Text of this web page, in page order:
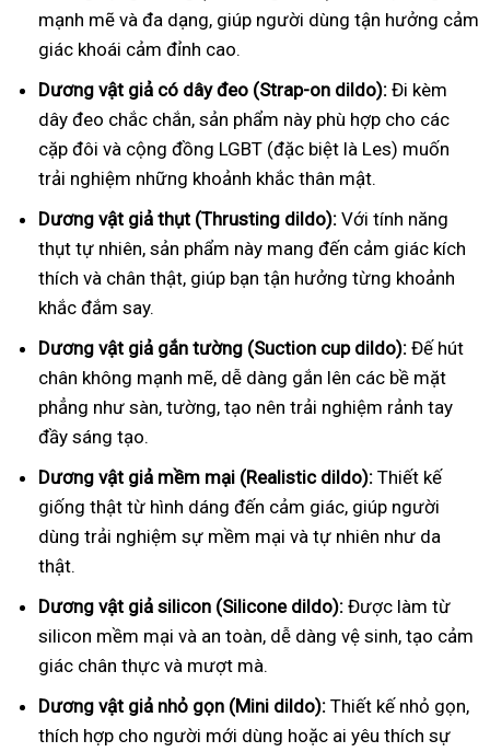
mạnh mẽ và đa dạng, giúp người dùng tận hưởng cảm
giác khoái cảm đỉnh cao.
Dương vật giả có dây đeo (Strap-on dildo): Đi kèm
dây đeo chắc chắn, sản phẩm này phù hợp cho các
cặp đôi và cộng đồng LGBT (đặc biệt là Les) muốn
trải nghiệm những khoảnh khắc thân mật.
Dương vật giả thụt (Thrusting dildo): Với tính năng
thụt tự nhiên, sản phẩm này mang đến cảm giác kích
thích và chân thật, giúp bạn tận hưởng từng khoảnh
khắc đắm say.
Dương vật giả gắn tường (Suction cup dildo): Đế hút
chân không mạnh mẽ, dễ dàng gắn lên các bề mặt
phẳng như sàn, tường, tạo nên trải nghiệm rảnh tay
đầy sáng tạo.
Dương vật giả mềm mại (Realistic dildo): Thiết kế
giống thật từ hình dáng đến cảm giác, giúp người
dùng trải nghiệm sự mềm mại và tự nhiên như da
thật.
Dương vật giả silicon (Silicone dildo): Được làm từ
silicon mềm mại và an toàn, dễ dàng vệ sinh, tạo cảm
giác chân thực và mượt mà.
Dương vật giả nhỏ gọn (Mini dildo): Thiết kế nhỏ gọn,
thích hợp cho người mới dùng hoặc ai yêu thích sự